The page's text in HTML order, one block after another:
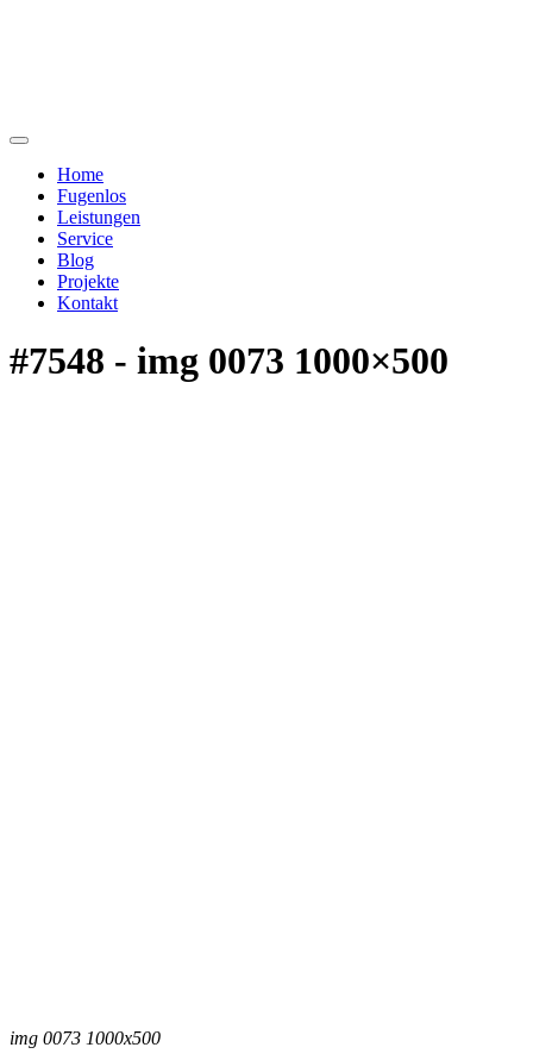
Home
Fugenlos
Leistungen
Service
Blog
Projekte
Kontakt
#7548 - img 0073 1000×500
img 0073 1000x500